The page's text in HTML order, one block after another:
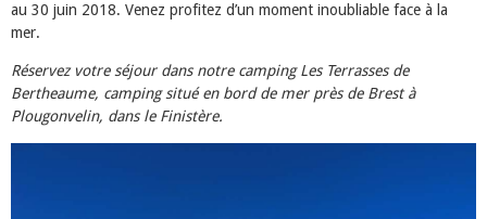
au 30 juin 2018. Venez profitez d’un moment inoubliable face à la
mer.
Réservez votre séjour dans notre camping Les Terrasses de
Bertheaume, camping situé en bord de mer près de Brest à
Plougonvelin, dans le Finistère.